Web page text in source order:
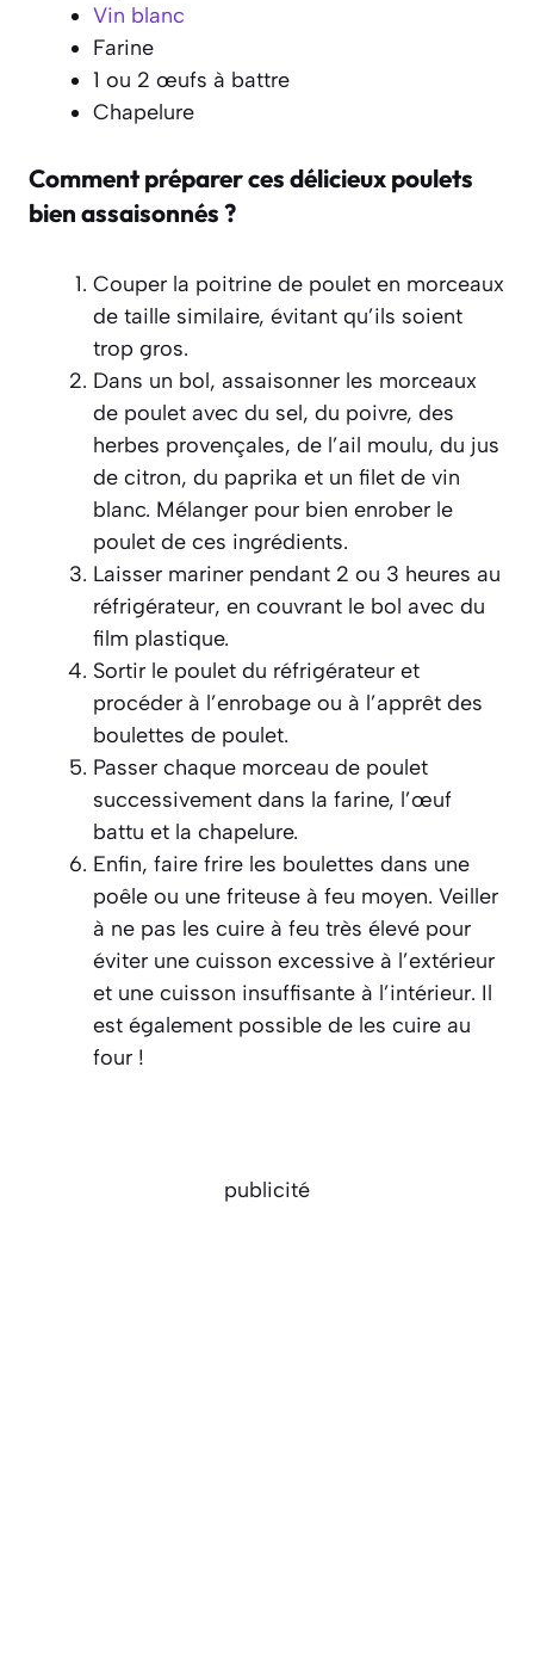
Vin blanc
Farine
1 ou 2 œufs à battre
Chapelure
Comment préparer ces délicieux poulets
bien assaisonnés ?
Couper la poitrine de poulet en morceaux
de taille similaire, évitant qu’ils soient
trop gros.
Dans un bol, assaisonner les morceaux
de poulet avec du sel, du poivre, des
herbes provençales, de l’ail moulu, du jus
de citron, du paprika et un filet de vin
blanc. Mélanger pour bien enrober le
poulet de ces ingrédients.
Laisser mariner pendant 2 ou 3 heures au
réfrigérateur, en couvrant le bol avec du
film plastique.
Sortir le poulet du réfrigérateur et
procéder à l’enrobage ou à l’apprêt des
boulettes de poulet.
Passer chaque morceau de poulet
successivement dans la farine, l’œuf
battu et la chapelure.
Enfin, faire frire les boulettes dans une
poêle ou une friteuse à feu moyen. Veiller
à ne pas les cuire à feu très élevé pour
éviter une cuisson excessive à l’extérieur
et une cuisson insuffisante à l’intérieur. Il
est également possible de les cuire au
four !
publicité